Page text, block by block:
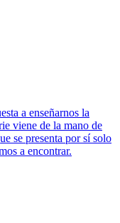
a enseñarnos la
viene de la mano de
se presenta por sí solo
a encontrar.